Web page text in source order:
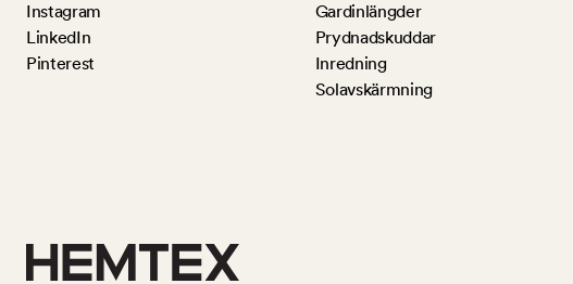
Instagram
LinkedIn
Pinterest
Gardinlängder
Prydnadskuddar
Inredning
Solavskärmning